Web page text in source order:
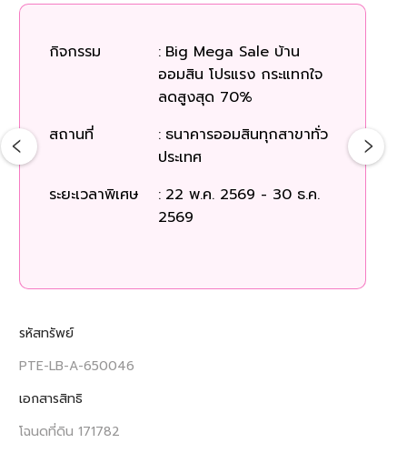
กิจกรรม : Big Mega Sale บ้าน
ออมสิน โปรแรง กระแทกใจ
ลดสูงสุด 70%
สถานที่
: ธนาคารออมสินทุกสาขาทั่ว
ประเทศ
ระยะเวลาพิเศษ
: 22 พ.ค. 2569 - 30 ธ.ค.
2569
รหัสทรัพย์
PTE-LB-A-650046
เอกสารสิทธิ
โฉนดที่ดิน 171782